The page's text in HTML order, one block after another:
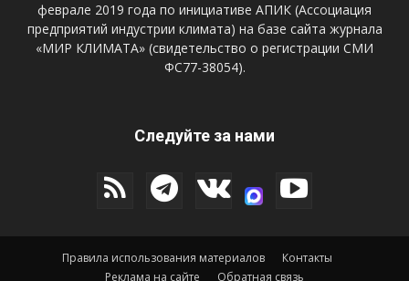
феврале 2019 года по инициативе АПИК (Ассоциация
предприятий индустрии климата) на базе сайта журнала
«МИР КЛИМАТА» (свидетельство о регистрации СМИ
ФС77-38054).
Следуйте за нами
Правила использования материалов
Контакты
Реклама на сайте
Обратная связь